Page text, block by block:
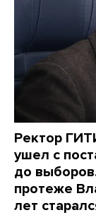
Ректор
ушел с
до
протеже
лет